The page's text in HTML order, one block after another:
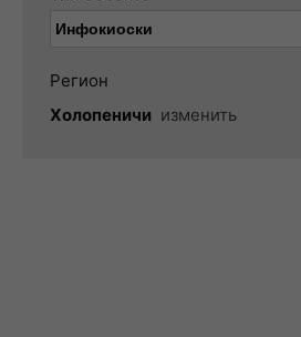
Регион
Холопеничи изменить